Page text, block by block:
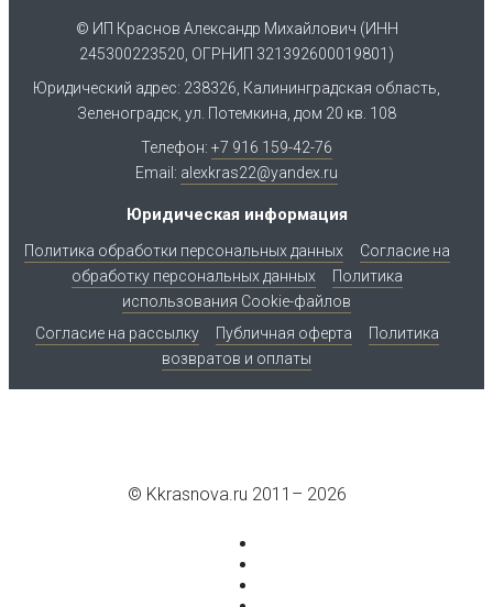
© ИП Краснов Александр Михайлович (ИНН
245300223520, ОГРНИП 321392600019801)
Юридический адрес: 238326, Калининградская область,
Зеленоградск, ул. Потемкина, дом 20 кв. 108
Телефон:+7 916 159-42-76
Email: alexkras22@yandex.ru
Юридическая информация
Политика обработки персональных данных
Согласие на
обработку персональных данных
Политика
использования Cookie-файлов
Согласие на рассылку
Публичная оферта
Политика
возвратов и оплаты
© Kkrasnova.ru 2011– 2026